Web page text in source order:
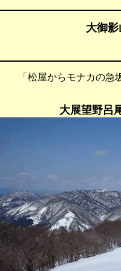
大御影
松屋からモナカの急坂
大展望野呂